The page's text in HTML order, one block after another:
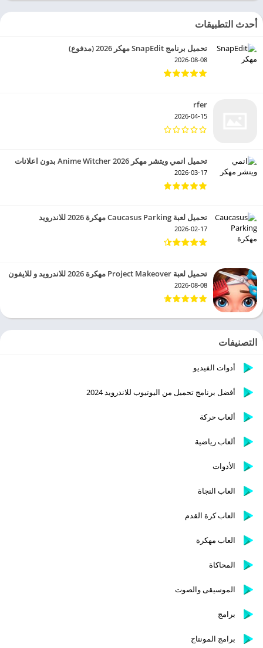
أحدث التطبيقات
تحميل برنامج SnapEdit مهكر 2026 (مدفوع)
2026-08-08
rfer
2026-04-15
تحميل انمي ويتشر مهكر 2026 Anime Witcher بدون اعلانات
2026-03-17
تحميل لعبة Caucasus Parking مهكرة 2026 للاندرويد
2026-02-17
تحميل لعبة Project Makeover مهكرة 2026 للاندرويد و للايفون
2026-08-08
التصنيفات
أدوات الفيديو
أفضل برنامج تحميل من اليوتيوب للاندرويد 2024
ألعاب حركة
ألعاب رياضية
الأدوات
العاب النجاة
العاب كرة القدم
العاب مهكرة
المحاكاة
الموسيقى والصوت
برامج
برامج المونتاج